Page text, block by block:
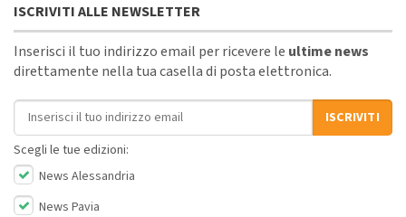
ISCRIVITI ALLE NEWSLETTER
Inserisci il tuo indirizzo email per ricevere le ultime news
direttamente nella tua casella di posta elettronica.
Indirizzo email
ISCRIVITI
Scegli le tue edizioni:
News Alessandria
News Pavia